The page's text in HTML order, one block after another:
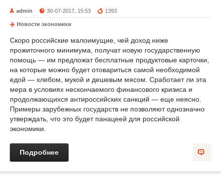
admin 30-07-2017, 15:53 1393
Новости экономики
Скоро российские малоимущие, чей доход ниже
прожиточного минимума, получат новую государственную
помощь — им предложат бесплатные продуктовые карточки,
на которые можно будет отовариться самой необходимой
едой — хлебом, мукой и дешевым мясом. Сработает ли эта
мера в условиях нескончаемого финансового кризиса и
продолжающихся антироссийских санкций — еще неясно.
Примеры зарубежных государств не позволяют однозначно
утверждать, что это будет панацеей для российской
экономики.
Подробнее